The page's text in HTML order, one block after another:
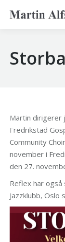
Martin dirigerer
Fredrikstad
Community
november i
den 27.
Reflex har
Jazzklubb, Oslo